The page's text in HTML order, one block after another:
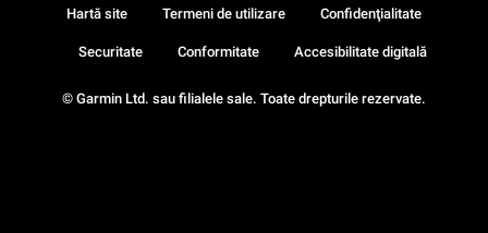
© Garmin Ltd. sau filialele sale. Toate drepturile rezervate.
Hartă site Termeni de utilizare Confidenţialitate
Securitate Conformitate Accesibilitate digitală